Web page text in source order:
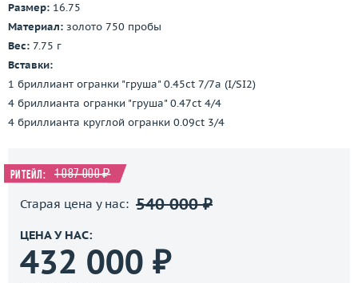
Размер: 16.75
Материал: золото 750 пробы
Вес: 7.75 г
Вставки:
1 бриллиант огранки "груша" 0.45ct 7/7a (I/SI2)
4 бриллианта огранки "груша" 0.47ct 4/4
4 бриллианта круглой огранки 0.09ct 3/4
Ритейл: 1 087 000 ₽
Старая цена у нас: 540 000 ₽
ЦЕНА У НАС:
432 000 ₽